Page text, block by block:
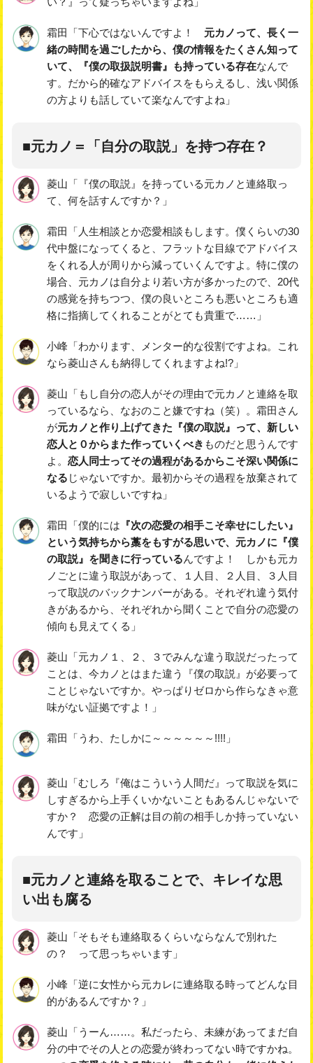
霜田「下心ではないんですよ！ 元カノって、長く一
緒の時間を過ごしたから、僕の情報をたくさん知って
いて、『僕の取扱説明書』も持っている存在なんで
す。だから的確なアドバイスをもらえるし、浅い関係
の方よりも話していて楽なんですよね」
■元カノ＝「自分の取説」を持つ存在？
菱山「『僕の取説』を持っている元カノと連絡取っ
て、何を話すんですか？」
霜田「人生相談とか恋愛相談もします。僕くらいの30
代中盤になってくると、フラットな目線でアドバイス
をくれる人が周りから減っていくんですよ。特に僕の
場合、元カノは自分より若い方が多かったので、20代
の感覚を持ちつつ、僕の良いところも悪いところも適
格に指摘してくれることがとても貴重で……」
小峰「わかります、メンター的な役割ですよね。これ
なら菱山さんも納得してくれますよね!?」
菱山「もし自分の恋人がその理由で元カノと連絡を取
っているなら、なおのこと嫌ですね（笑）。霜田さん
が元カノと作り上げてきた『僕の取説』って、新しい
恋人と０からまた作っていくべき ものだと思うんです
よ。 恋人同士ってその過程があるからこそ深い関係に
なる じゃないですか。最初からその過程を放棄されて
いるようで寂しいですね」
霜田「僕的には 『次の恋愛の相手こそ幸せにしたい』
という気持ちから藁をもすがる思いで、元カノに『僕
の取説』を聞きに行っているんですよ！ しかも元カ
ノごとに違う取説があって、１人目、２人目、３人目
って取説のバックナンバーがある。それぞれ違う気付
きがあるから、それぞれから聞くことで自分の恋愛の
傾向も見えてくる」
菱山「元カノ１、２、３でみんな違う取説だったって
ことは、今カノとはまた違う『僕の取説』が必要って
ことじゃないですか。やっぱりゼロから作らなきゃ意
味がない証拠ですよ！」
霜田「うわ、たしかに～～～～～～!!!!」
菱山「むしろ『俺はこういう人間だ』って取説を気に
しすぎるから上手くいかないこともあるんじゃないで
すか？ 恋愛の正解は目の前の相手しか持っていない
んです」
■元カノと連絡を取ることで、キレイな思
い出も腐る
菱山「そもそも連絡取るくらいならなんで別れた
の？ って思っちゃいます」
小峰「逆に女性から元カレに連絡取る時ってどんな目
的があるんですか？」
菱山「うーん……。私だったら、未練があってまだ自
分の中でその人との恋愛が終わってない時ですかね。